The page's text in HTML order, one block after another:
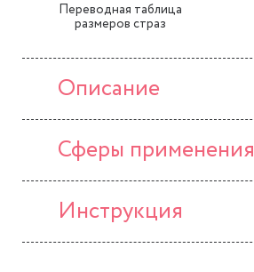
Переводная таблица
размеров страз
Описание
Сферы применения
Инструкция